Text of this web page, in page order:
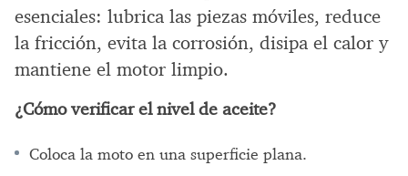
esenciales: lubrica las piezas móviles, reduce
la fricción, evita la corrosión, disipa el calor y
mantiene el motor limpio.
¿Cómo verificar el nivel de aceite?
Coloca la moto en una superficie plana.